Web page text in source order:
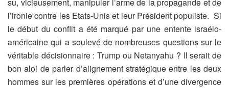
l’ironie contre les Etats-Unis et leur Président populiste. Si
le début du conflit a été marqué par une entente israélo-
américaine qui a soulevé de nombreuses questions sur le
véritable décisionnaire : Trump ou Netanyahu ? Il serait de
bon aloi de parler d’alignement stratégique entre les deux
hommes sur les premières opérations et d’une divergence